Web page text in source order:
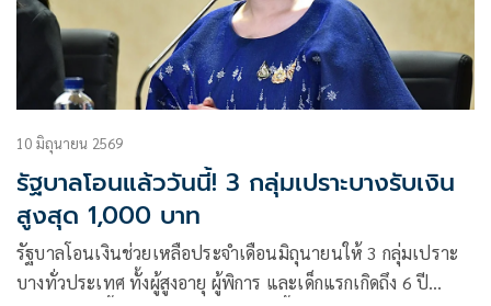
10 มิถุนายน 2569
รัฐบาลโอนแล้ววันนี้! 3 กลุ่มเปราะบางรับเงิน
สูงสุด 1,000 บาท
รัฐบาลโอนเงินช่วยเหลือประจำเดือนมิถุนายนให้ 3 กลุ่มเปราะ
บางทั่วประเทศ ทั้งผู้สูงอายุ ผู้พิการ และเด็กแรกเกิดถึง 6 ปี